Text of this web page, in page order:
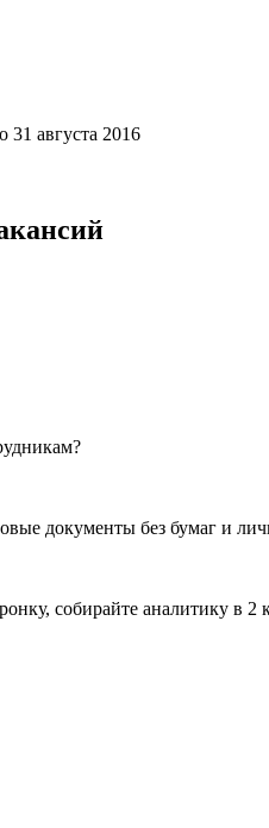
31 августа 2016
документы без бумаг и
собирайте аналитику в 2